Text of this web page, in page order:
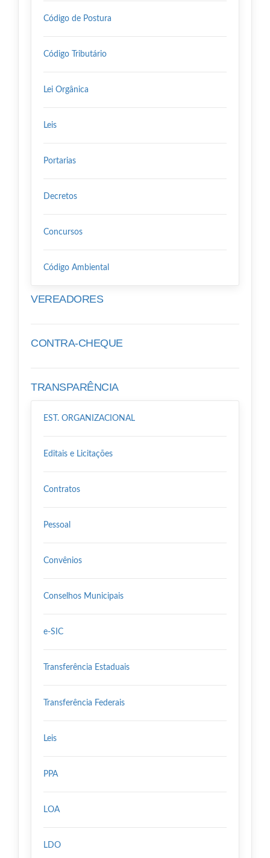
Código de Postura
Código Tributário
Lei Orgânica
Leis
Portarias
Decretos
Concursos
Código Ambiental
VEREADORES
CONTRA-CHEQUE
TRANSPARÊNCIA
EST. ORGANIZACIONAL
Editais e Licitações
Contratos
Pessoal
Convênios
Conselhos Municipais
e-SIC
Transferência Estaduais
Transferência Federais
Leis
PPA
LOA
LDO